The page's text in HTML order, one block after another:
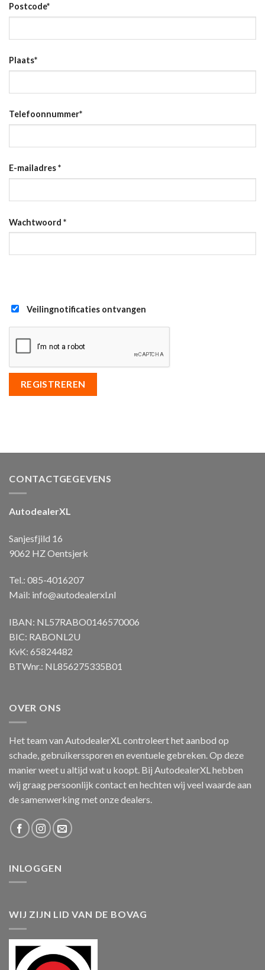
Postcode*
Plaats*
Telefoonnummer*
E-mailadres*
Wachtwoord *
Veilingnotificaties ontvangen
REGISTREREN
CONTACTGEGEVENS
AutodealerXL
Sanjesfjild 16
9062 HZ Oentsjerk
Tel.: 085-4016207
Mail: info@autodealerxl.nl
IBAN: NL57RABO0146570006
BIC: RABONL2U
KvK: 65824482
BTWnr.: NL856275335B01
OVER ONS
Het team van AutodealerXL controleert het aanbod op
schade, gebruikerssporen en eventuele gebreken. Op deze
manier weet u altijd wat u koopt. Bij AutodealerXL hebben
wij graag persoonlijk contact en hechten wij veel waarde aan
de samenwerking met onze dealers.
INLOGGEN
WIJ ZIJN LID VAN DE BOVAG